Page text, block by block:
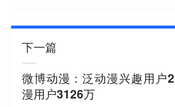
下一篇
微博动漫：泛动漫兴趣用户
漫用户3126万